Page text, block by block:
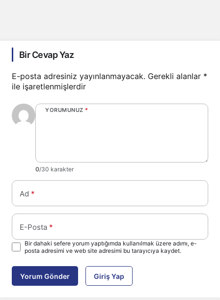
Bir Cevap Yaz
E-posta adresiniz yayınlanmayacak. Gerekli alanlar *
ile işaretlenmişlerdir
YORUMUNUZ *
0/30 karakter
Ad *
E-Posta *
Bir dahaki sefere yorum yaptığımda kullanılmak üzere adımı, e-
posta adresimi ve web site adresimi bu tarayıcıya kaydet.
Yorum Gönder Giriş Yap